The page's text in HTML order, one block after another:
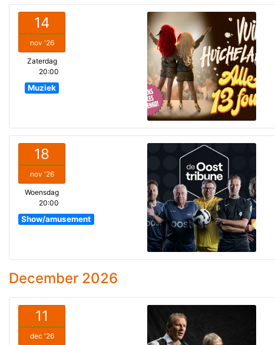
14
nov '26
Zaterdag
20:00
Muziek
18
nov '26
Woensdag
20:00
Show/amusement
December 2026
11
dec '26